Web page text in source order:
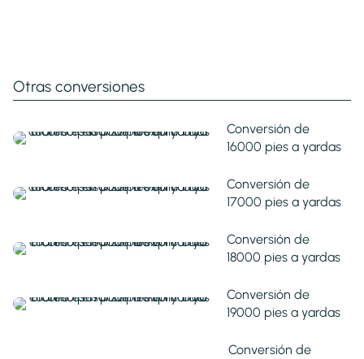
Otras conversiones
Conversión de
16000 pies a yardas
Conversión de
17000 pies a yardas
Conversión de
18000 pies a yardas
Conversión de
19000 pies a yardas
Conversión de